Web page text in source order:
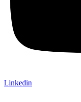
Linkedin